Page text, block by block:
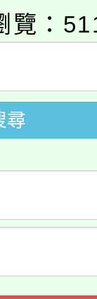
加。
序及
育課程
度第
結果(
知識
度學生
民語歌
結果(
度第
結果(
學推廣
分析基
覽：
尋